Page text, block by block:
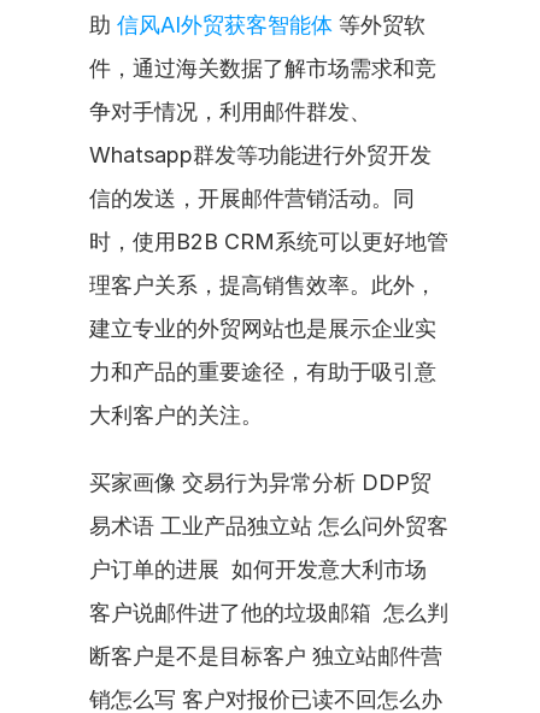
助 信风AI外贸获客智能体 等外贸软
件，通过海关数据了解市场需求和竞
争对手情况，利用邮件群发、
Whatsapp群发等功能进行外贸开发
信的发送，开展邮件营销活动。同
时，使用B2B CRM系统可以更好地管
理客户关系，提高销售效率。此外，
建立专业的外贸网站也是展示企业实
力和产品的重要途径，有助于吸引意
大利客户的关注。
买家画像 交易行为异常分析 DDP贸
易术语 工业产品独立站 怎么问外贸客
户订单的进展  如何开发意大利市场
客户说邮件进了他的垃圾邮箱  怎么判
断客户是不是目标客户 独立站邮件营
销怎么写 客户对报价已读不回怎么办